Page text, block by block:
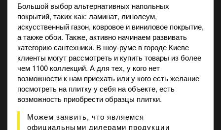
Большой выбор альтернативных напольных
покрытий, таких как: ламинат, линолеум,
искусственный газон, ковровое и виниловое покрытие,
а также обои. Также, активно начинаем развивать
категорию сантехники. В шоу-руме в городе Киеве
клиенты могут рассмотреть и купить товары из более
чем 1100 коллекций. А для тех, у кого нет
возможности к нам приехать или у кого есть желание
посмотреть на плитку у себя на объекте, есть
возможность приобрести образцы плитки.
Можем заявить, что являемся
официальными дилерами продукции